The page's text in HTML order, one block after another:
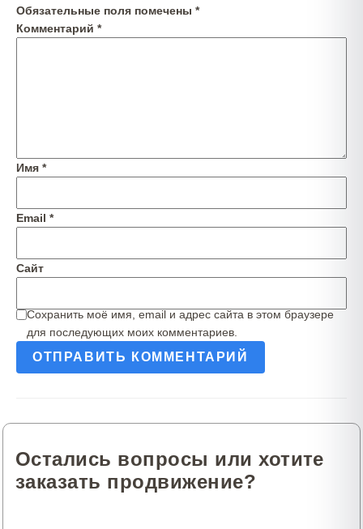
Обязательные поля помечены *
Комментарий *
Имя *
Email *
Сайт
Сохранить моё имя, email и адрес сайта в этом браузере
для последующих моих комментариев.
Остались вопросы или хотите
заказать продвижение?